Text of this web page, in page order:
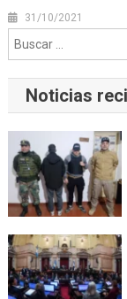
31/10/2021
Noticias